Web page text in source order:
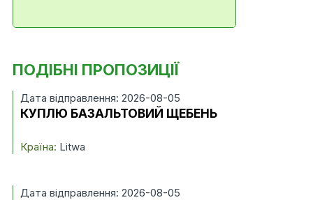
ПОДІБНІ ПРОПОЗИЦІЇ
Дата відправлення: 2026-08-05
КУПЛЮ БАЗАЛЬТОВИЙ ЩЕБЕНЬ
Країна: Litwa
Дата відправлення: 2026-08-05